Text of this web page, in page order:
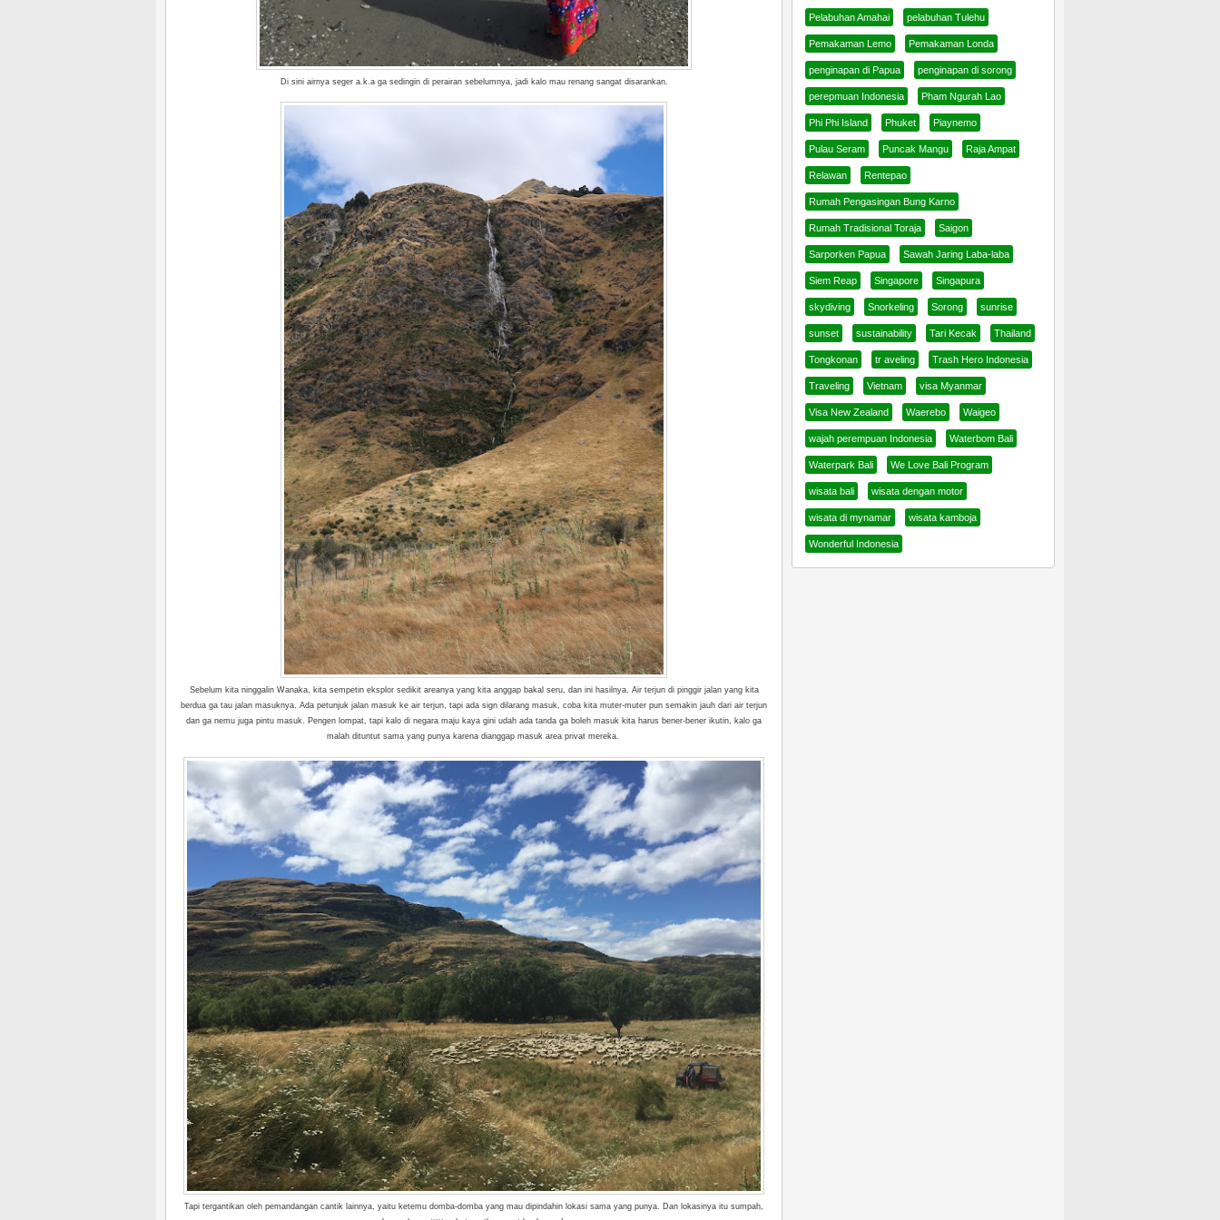
Di sini airnya seger a.k.a ga sedingin di perairan sebelumnya, jadi kalo mau renang sangat disarankan.
Sebelum kita ninggalin Wanaka, kita sempetin eksplor sedikit areanya yang kita anggap bakal seru, dan ini hasilnya. Air terjun di pinggir jalan yang kita
berdua ga tau jalan masuknya. Ada petunjuk jalan masuk ke air terjun, tapi ada sign dilarang masuk, coba kita muter-muter pun semakin jauh dari air terjun
dan ga nemu juga pintu masuk. Pengen lompat, tapi kalo di negara maju kaya gini udah ada tanda ga boleh masuk kita harus bener-bener ikutin, kalo ga
malah dituntut sama yang punya karena dianggap masuk area privat mereka.
Tapi tergantikan oleh pemandangan cantik lainnya, yaitu ketemu domba-domba yang mau dipindahin lokasi sama yang punya. Dan lokasinya itu sumpah,
Pelabuhan Amahai pelabuhan Tulehu
Pemakaman Lemo Pemakaman Londa
penginapan di Papua penginapan di sorong
perepmuan Indonesia Pham Ngurah Lao
Phi Phi Island Phuket Piaynemo
Pulau Seram Puncak Mangu Raja Ampat
Relawan Rentepao
Rumah Pengasingan Bung Karno
Rumah Tradisional Toraja Saigon
Sarporken Papua Sawah Jaring Laba-laba
Siem Reap Singapore Singapura
skydiving Snorkeling Sorong sunrise
sunset sustainability Tari Kecak Thailand
Tongkonan tr aveling Trash Hero Indonesia
Traveling Vietnam visa Myanmar
Visa New Zealand Waerebo Waigeo
wajah perempuan Indonesia Waterbom Bali
Waterpark Bali We Love Bali Program
wisata bali wisata dengan motor
wisata di mynamar wisata kamboja
Wonderful Indonesia